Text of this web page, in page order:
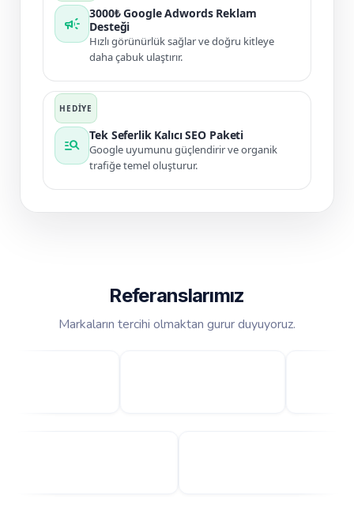
campaign
3000₺ Google Adwords Reklam
Desteği
Hızlı görünürlük sağlar ve doğru kitleye
daha çabuk ulaştırır.
manage_search
Tek Seferlik Kalıcı SEO Paketi
Google uyumunu güçlendirir ve organik
trafiğe temel oluşturur.
Referanslarımız
Markaların tercihi olmaktan gurur duyuyoruz.